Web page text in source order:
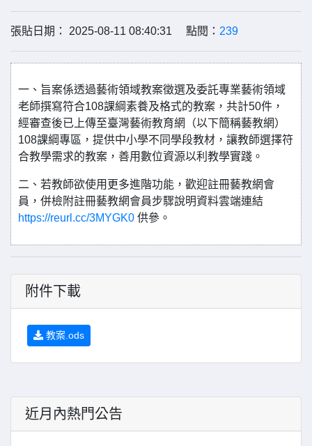
張貼日期： 2025-08-11 08:40:31 點閱： 239
一、旨案係透過藝術領域教案徵選及委託專業藝術領域
老師撰寫符合108課綱素養及格式的教案，共計50件，
經審查後已上傳至臺灣藝術教育網（以下簡稱藝教網）
108課綱專區，提供中小學不同學段教材，讓教師選擇符
合教學需求的教案，善用數位資源以利教學實踐。
二、若教師欲使用更多進階功能，歡迎註冊藝教網會
員，併檢附註冊藝教網會員步驟說明資料雲端連結
https://reurl.cc/3MYGK0 供參。
附件下載
教案.ods
近月內熱門公告